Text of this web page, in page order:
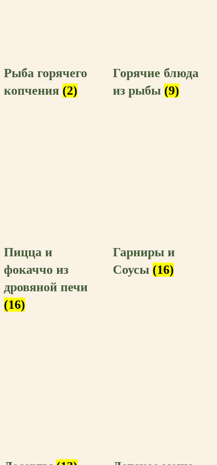
Рыба горячего
копчения (2)
Горячие блюда
из рыбы (9)
Пицца и
фокаччо из
дровяной печи
(16)
Гарниры и
Соусы (16)